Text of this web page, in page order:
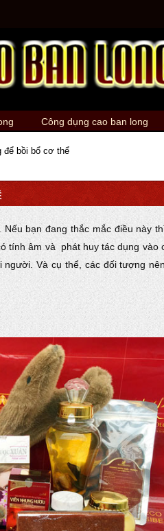
Công dụng cao ban long
để bồi bổ cơ thể
Nếu bạn đang thắc mắc điều này
tính âm và phát huy tác dụng vào
người. Và cụ thể, các đối tượng